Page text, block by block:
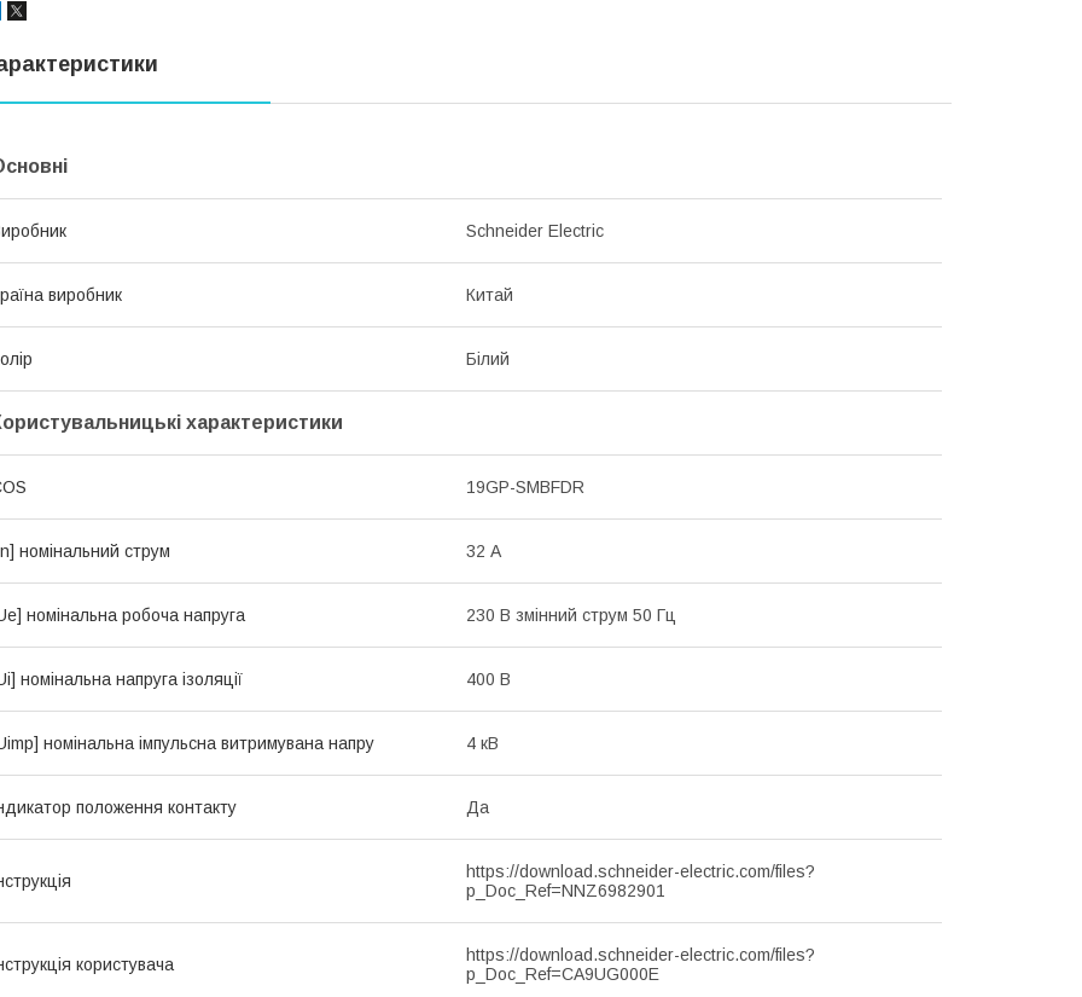
Schneider Electric
виробник Китай
Білий
характеристики
19GP-SMBFDR
номінальний струм 32 А
номінальна робоча напруга 230 В змінний струм 50 Гц
номінальна напруга ізоляції 400 В
номінальна імпульсна витримувана напру 4 кВ
положення контакту Да
https://download.schneider-electric.com/files?
p_Doc_Ref=NNZ6982901
користувача
https://download.schneider-electric.com/files?
p_Doc_Ref=CA9UG000E